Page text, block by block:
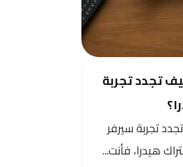
تجدد تجربة
تجربة سيرفر
هيدرا، فأنت...